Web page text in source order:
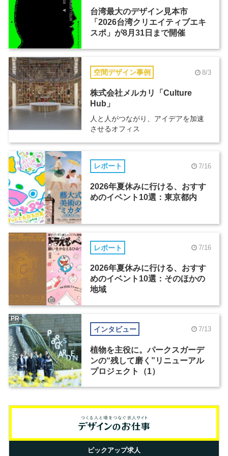
台湾最大のデザイン見本市
「2026台湾クリエイティブエキ
スポ」が8月31日まで開催
空間デザイン事例 8/3
株式会社メルカリ「Culture
Hub」
人と人がつながり、アイデアを加速
させるオフィス
レポート 7/16
2026年夏休みに行ける、おすす
めのイベント10選：東京都内
レポート 7/16
2026年夏休みに行ける、おすす
めのイベント10選：そのほかの
地域
インタビュー 7/13
植物を主役に。パークスガーデ
ンの“残して磨く”リニューアル
プロジェクト（1）
PR
ピックアップ求人